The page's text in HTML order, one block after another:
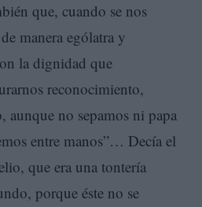
que, cuando se nos
manera ególatra y
la dignidad que
reconocimiento,
aunque no sepamos ni papa
entre manos”… Decía el
que era una tontería
porque éste no se